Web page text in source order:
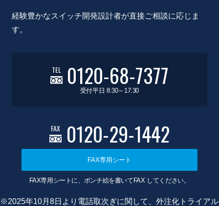
経験豊かなスイッチ開発設計者が直接ご相談に応じま
す。
TEL 0120-68-7377
受付平日 8:30～17:30
FAX 0120-29-1442
FAX専用シート
FAX専用シートに、ポンチ絵を書いてFAX してください。
※2025年10月8日より電話取次ぎに関して、外注化トライアル